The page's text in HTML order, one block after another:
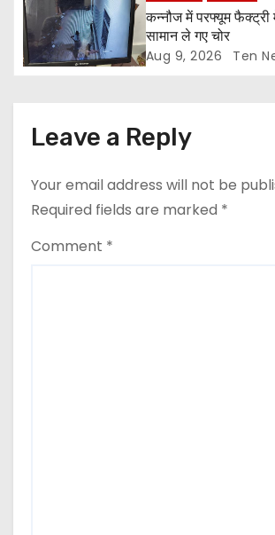
कन्नौज में परफ्यूम फैक्ट्री
सामान ले गए चोर
Aug 9, 2026 Ten
Leave a Reply
Your email address will not be
Required fields are marked *
Comment *